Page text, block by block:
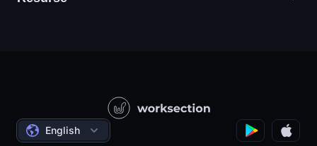
Proiecte guvernamentale/sociale
Management de proiect
Acorduri
English